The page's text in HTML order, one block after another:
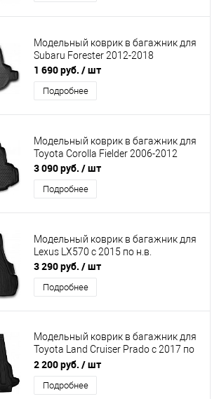
Модельный коврик в багажник для
Subaru Forester 2012-2018
1 690 руб. / шт
Подробнее
Модельный коврик в багажник для
Toyota Corolla Fielder 2006-2012
3 090 руб. / шт
Подробнее
Модельный коврик в багажник для
Lexus LX570 с 2015 по н.в.
3 290 руб. / шт
Подробнее
Модельный коврик в багажник для
Toyota Land Cruiser Prado с 2017 по
н.в.
2 200 руб. / шт
Подробнее